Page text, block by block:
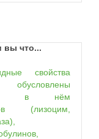
вы что...
свойства
в нём
(лизоцим,